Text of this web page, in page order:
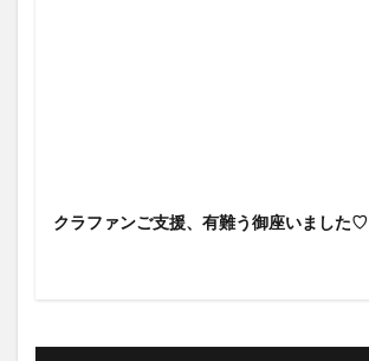
クラファンご支援、有難う御座いました♡